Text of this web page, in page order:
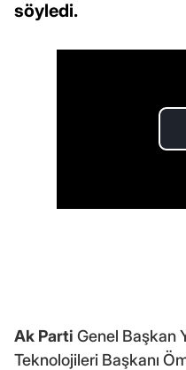
söyledi.
Ak Parti Genel Başkan
Teknolojileri Başkanı